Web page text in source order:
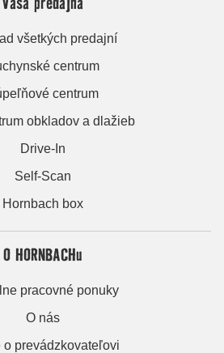
všetkých predajní
centrum
centrum
obkladov a dlažieb
Drive-In
Self-Scan
Hornbach box
O HORNBACHu
pracovné ponuky
O nás
o prevádzkovateľovi